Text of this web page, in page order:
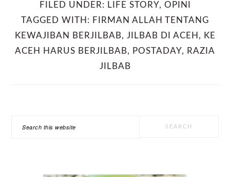
FILED UNDER: LIFE STORY, OPINI
TAGGED WITH: FIRMAN ALLAH TENTANG
KEWAJIBAN BERJILBAB, JILBAB DI ACEH , KE
ACEH HARUS BERJILBAB, POSTADAY, RAZIA
JILBAB
Search